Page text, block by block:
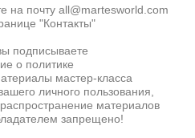
почту all@martesworld.com
"Контакты"
подписываете
о политике
мастер-класса
личного пользования,
материалов
запрещено!